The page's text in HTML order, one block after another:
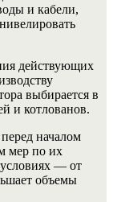
и кабели,
действующих
выбирается в
и котлованов.
началом
мер по их
— от
объемы